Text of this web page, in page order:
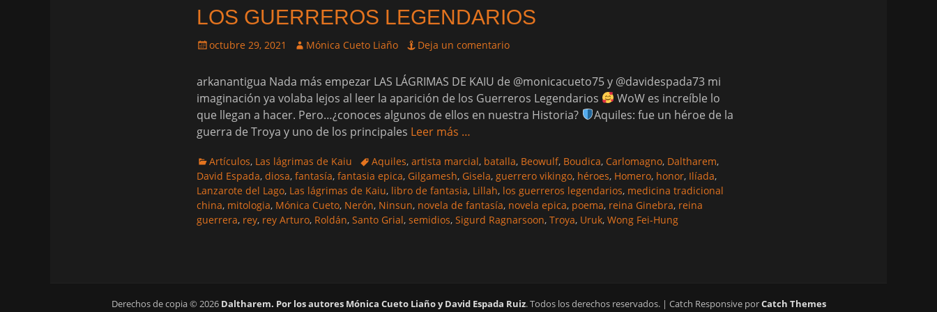
LOS GUERREROS LEGENDARIOS
Publicado
octubre 29, 2021 AutorMónica Cueto Liaño Deja un comentario
arkanantigua Nada más empezar LAS LÁGRIMAS DE KAIU de @monicacueto75 y @davidespada73 mi
imaginación ya volaba lejos al leer la aparición de los Guerreros Legendarios
WoW es increíble lo
que llegan a hacer. Pero…¿conoces algunos de ellos en nuestra Historia?
Aquiles: fue un héroe de la
guerra de Troya y uno de los principales Leer más …
Categorias
Artículos, Las lágrimas de Kaiu Etiquetas
Aquiles, artista marcial, batalla, Beowulf, Boudica, Carlomagno, Daltharem,
David Espada, diosa, fantasía, fantasia epica, Gilgamesh, Gisela, guerrero vikingo, héroes, Homero, honor, Ilíada,
Lanzarote del Lago, Las lágrimas de Kaiu, libro de fantasia, Lillah, los guerreros legendarios, medicina tradicional
china, mitologia, Mónica Cueto, Nerón, Ninsun, novela de fantasía, novela epica, poema, reina Ginebra, reina
guerrera, rey, rey Arturo, Roldán, Santo Grial, semidios, Sigurd Ragnarsoon, Troya, Uruk, Wong Fei-Hung
Derechos de copia © 2026 Daltharem. Por los autores Mónica Cueto Liaño y David Espada Ruiz. Todos los derechos reservados. | Catch Responsive porCatch Themes